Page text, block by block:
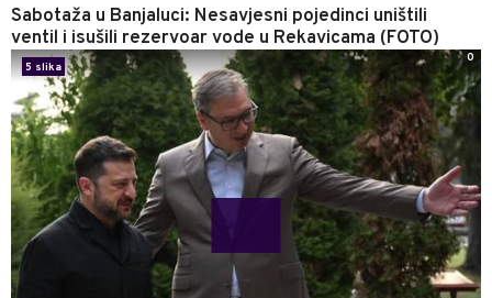
Sabotaža u Banjaluci: Nesavjesni pojedinci uništili
ventil i isušili rezervoar vode u Rekavicama (FOTO)
5 slika
0